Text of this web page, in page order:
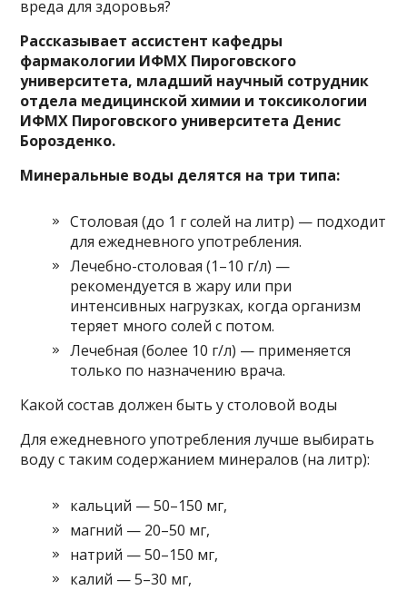
вреда для здоровья?
Рассказывает ассистент кафедры
фармакологии ИФМХ Пироговского
университета, младший научный сотрудник
отдела медицинской химии и токсикологии
ИФМХ Пироговского университета Денис
Борозденко.
Минеральные воды делятся на три типа:
Столовая (до 1 г солей на литр) — подходит
для ежедневного употребления.
Лечебно-столовая (1–10 г/л) —
рекомендуется в жару или при
интенсивных нагрузках, когда организм
теряет много солей с потом.
Лечебная (более 10 г/л) — применяется
только по назначению врача.
Какой состав должен быть у столовой воды
Для ежедневного употребления лучше выбирать
воду с таким содержанием минералов (на литр):
кальций — 50–150 мг,
магний — 20–50 мг,
натрий — 50–150 мг,
калий — 5–30 мг,